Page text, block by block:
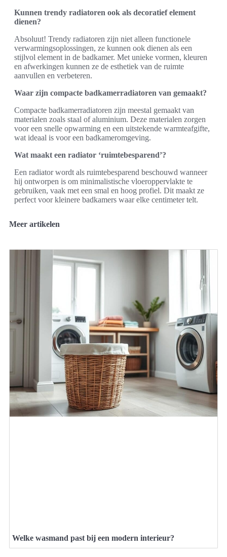
Kunnen trendy radiatoren ook als decoratief element
dienen?
Absoluut! Trendy radiatoren zijn niet alleen functionele
verwarmingsoplossingen, ze kunnen ook dienen als een
stijlvol element in de badkamer. Met unieke vormen, kleuren
en afwerkingen kunnen ze de esthetiek van de ruimte
aanvullen en verbeteren.
Waar zijn compacte badkamerradiatoren van gemaakt?
Compacte badkamerradiatoren zijn meestal gemaakt van
materialen zoals staal of aluminium. Deze materialen zorgen
voor een snelle opwarming en een uitstekende warmteafgifte,
wat ideaal is voor een badkameromgeving.
Wat maakt een radiator ‘ruimtebesparend’?
Een radiator wordt als ruimtebesparend beschouwd wanneer
hij ontworpen is om minimalistische vloeroppervlakte te
gebruiken, vaak met een smal en hoog profiel. Dit maakt ze
perfect voor kleinere badkamers waar elke centimeter telt.
Meer artikelen
Welke wasmand past bij een modern interieur?